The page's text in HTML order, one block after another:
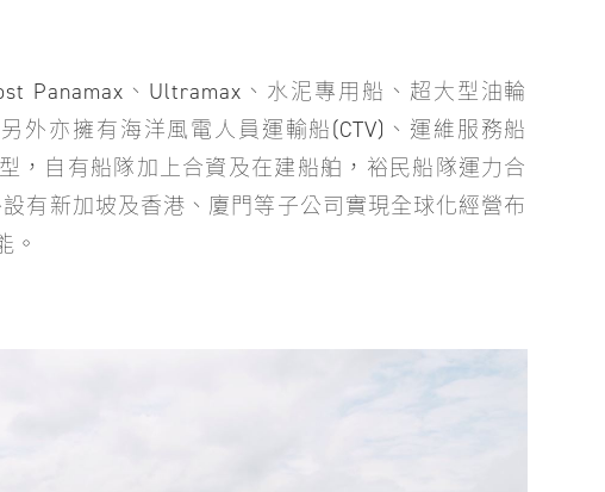
Panamax、Ultramax、水泥專用船、超大型油輪
外亦擁有海洋風電人員運輸船(CTV)、運維服務船
，自有船隊加上合資及在建船舶，裕民船隊運力合
有新加坡及香港、廈門等子公司實現全球化經營布
。